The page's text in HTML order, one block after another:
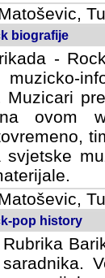
biografije
-
u
portalu
nacinom
scene
pop history
Rubrika
saradnika.